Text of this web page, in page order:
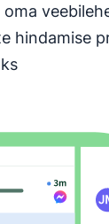
hindamise